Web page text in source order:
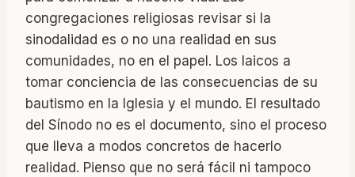
congregaciones religiosas revisar si la
sinodalidad es o no una realidad en sus
comunidades, no en el papel. Los laicos a
tomar conciencia de las consecuencias de su
bautismo en la Iglesia y el mundo. El resultado
del Sínodo no es el documento, sino el proceso
que lleva a modos concretos de hacerlo
realidad. Pienso que no será fácil ni tampoco